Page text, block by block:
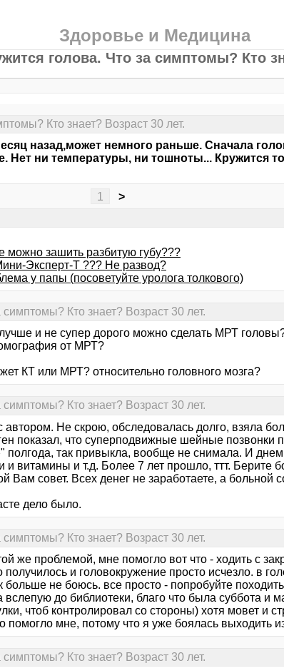
Здоровье и Медицина
голова. Что за симптомы? Кто
Кто знает? Возраст 30 лет.
назад,может немного раньше. Сначала
Нет ни температуры, ни тошноты... Кружится
1 >
можно зашить разбитую губу???
Эксперт-Т ??? Не развод?
у папы (посоветуйте уролога толкового)
Кто знает? Возраст 30 лет.
и не супер дорого можно сделать МРТ
от МРТ?
КТ или МРТ? относительно головного мозга?
Кто знает? Возраст 30 лет.
автором. Не скрою, обследовалась долго, взяла
показал, что суперподвижные шейные позвонки
полгода, так привыкла, вообще не снимала. И
и витамины и т.д. Более 7 лет прошло, ттт. Берите
Вам совет. Всех денег не заработаете, а больной
дело было.
Кто знает? Возраст 30 лет.
же проблемой, мне помогло вот что - ходить с
получилось и головокружение просто исчезло. в
больше не боюсь. все просто - попробуйте
вслепую до библиотеки, благо что была суббота и
чтоб контролировал со стороны) хотя мовет и
помогло мне, потому что я уже боялась выходить
Кто знает? Возраст 30 лет.